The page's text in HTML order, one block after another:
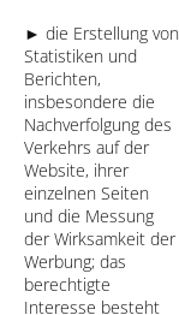
► die Erstellung von
Statistiken und
Berichten,
insbesondere die
Nachverfolgung des
Verkehrs auf der
Website, ihrer
einzelnen Seiten
und die Messung
der Wirksamkeit der
Werbung; das
berechtigte
Interesse besteht